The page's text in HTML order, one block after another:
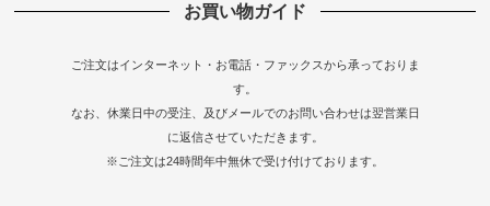
お買い物ガイド
ご注文はインターネット・お電話・ファックスから承っておりま
す。
なお、休業日中の受注、及びメールでのお問い合わせは翌営業日
に返信させていただきます。
※ご注文は24時間年中無休で受け付けております。